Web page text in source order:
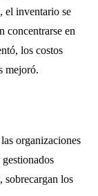
el inventario se
concentrarse en
los costos
mejoró.
organizaciones
sobrecargan los